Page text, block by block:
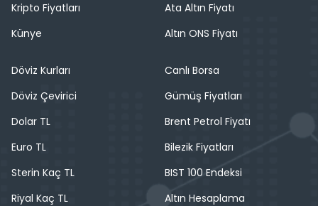
Kripto Fiyatları
Künye
Ata Altın Fiyatı
Altın ONS Fiyatı
Döviz Kurları
Döviz Çevirici
Dolar TL
Euro TL
Sterin Kaç TL
Riyal Kaç TL
Canlı Borsa
Gümüş Fiyatları
Brent Petrol Fiyatı
Bilezik Fiyatları
BIST 100 Endeksi
Altın Hesaplama